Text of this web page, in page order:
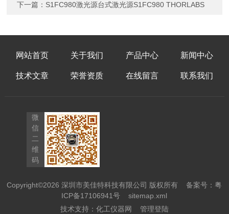
下一篇： S1FC980激光源台式激光源S1FC980 THORLABS
网站首页 关于我们 产品中心 新闻中心
技术文章 荣誉资质 在线留言 联系我们
微
信
二
维
码
Copyright©2026 深圳市美佳特科技有限公司 版权所有备案号：粤
ICP备17106941号
sitemap.xml
技术支持： 化工仪器网 管理登陆